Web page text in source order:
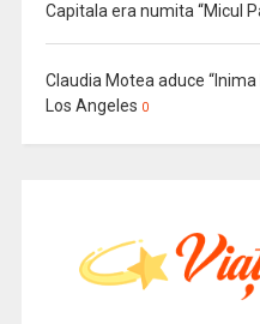
Capitala era numita “Micul
Claudia Motea aduce “Inima
Los Angeles 0